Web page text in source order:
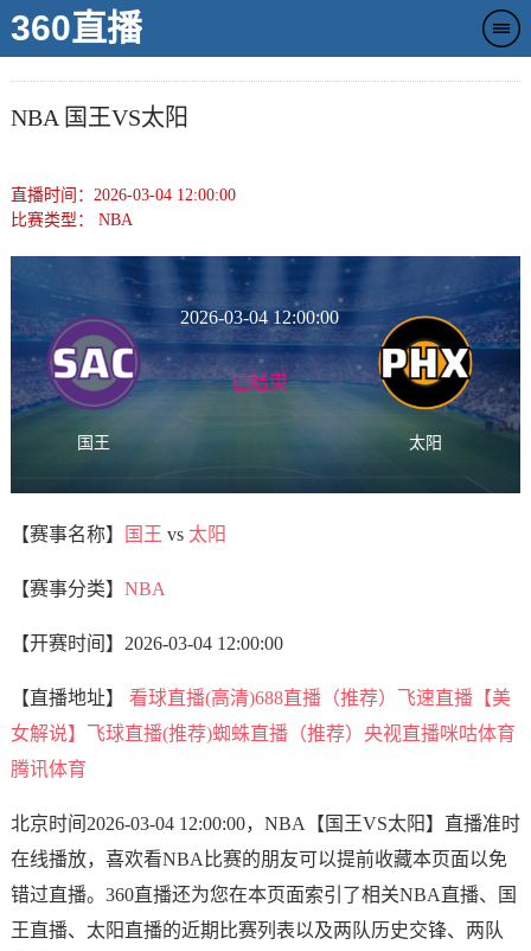
360直播
NBA 国王VS太阳
直播时间：2026-03-04 12:00:00
比赛类型： NBA
国王
2026-03-04 12:00:00
已结束
太阳
【赛事名称】 国王 vs 太阳
【赛事分类】 NBA
【开赛时间】 2026-03-04 12:00:00
【直播地址】 看球直播(高清)688直播（推荐） 飞速直播【美
女解说】 飞球直播(推荐)蜘蛛直播（推荐） 央视直播咪咕体育
腾讯体育
北京时间2026-03-04 12:00:00，NBA【国王VS太阳】直播准时
在线播放，喜欢看NBA比赛的朋友可以提前收藏本页面以免
错过直播。360直播还为您在本页面索引了相关NBA直播、国
王直播、太阳直播的近期比赛列表以及两队历史交锋、两队